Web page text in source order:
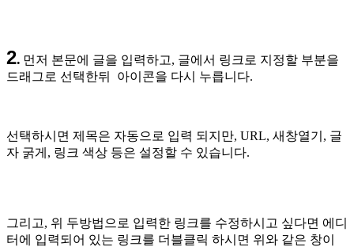
2. 먼저 본문에 글을 입력하고, 글에서 링크로 지정할 부분을
드래그로 선택한뒤 아이콘을 다시 누릅니다.
선택하시면 제목은 자동으로 입력 되지만, URL, 새창열기, 글
자 굵게, 링크 색상 등은 설정할 수 있습니다.
그리고, 위 두방법으로 입력한 링크를 수정하시고 싶다면 에디
터에 입력되어 있는 링크를 더블클릭 하시면 위와 같은 창이